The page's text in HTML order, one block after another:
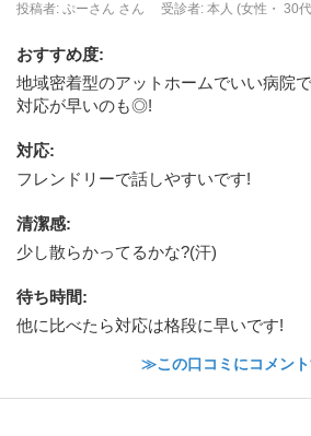
投稿者: ぷーさん さん
受診者: 本人 (女性・ 30
おすすめ度:
地域密着型のアットホームでいい病院で
対応が早いのも◎!
対応:
フレンドリーで話しやすいです!
清潔感:
少し散らかってるかな?(汗)
待ち時間:
他に比べたら対応は格段に早いです!
≫この口コミにコメン